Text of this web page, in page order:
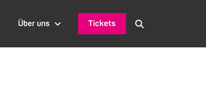
Über uns Tickets